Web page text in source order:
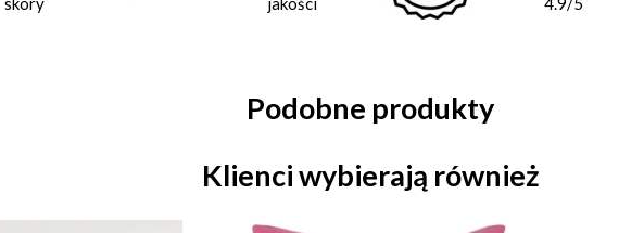
Podobne produkty
Klienci wybierają również